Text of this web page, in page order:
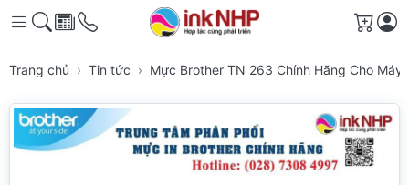
Giỏ
Trang chủ Tin tức Mực Brother TN 263 Chính Hãng Cho Máy